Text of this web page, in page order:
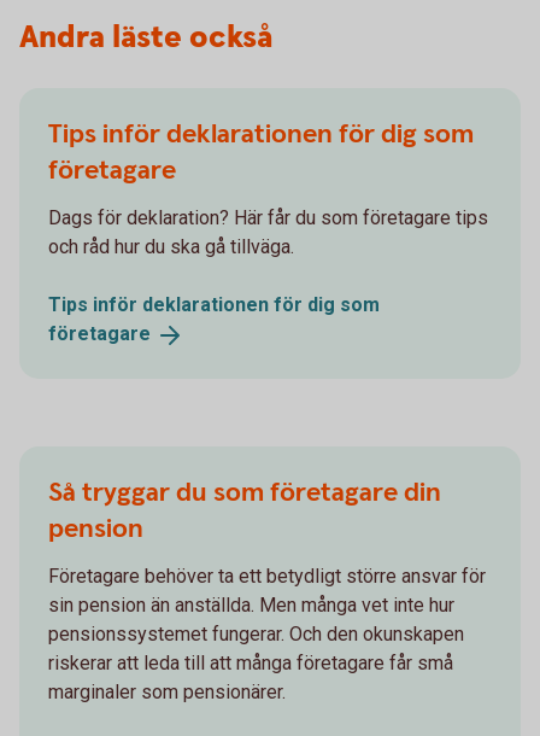
Andra läste också
Tips inför deklarationen för dig som
företagare
Dags för deklaration? Här får du som företagare tips
och råd hur du ska gå tillväga.
Tips inför deklarationen för dig som
företagare
Så tryggar du som företagare din
pension
Företagare behöver ta ett betydligt större ansvar för
sin pension än anställda. Men många vet inte hur
pensionssystemet fungerar. Och den okunskapen
riskerar att leda till att många företagare får små
marginaler som pensionärer.